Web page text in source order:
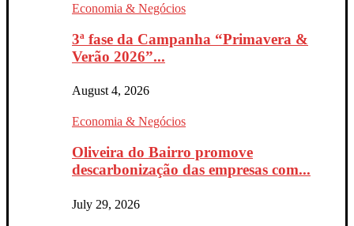
Economia & Negócios
3ª fase da Campanha “Primavera &
Verão 2026”...
August 4, 2026
Economia & Negócios
Oliveira do Bairro promove
descarbonização das empresas com...
July 29, 2026